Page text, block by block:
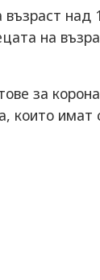
на
за
които имат